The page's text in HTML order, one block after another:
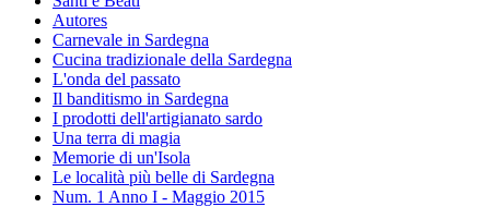
Autores
Carnevale in Sardegna
Cucina tradizionale della Sardegna
L'onda del passato
Il banditismo in Sardegna
I prodotti dell'artigianato sardo
Una terra di magia
Memorie di un'Isola
Le località più belle di Sardegna
Num. 1 Anno I - Maggio 2015